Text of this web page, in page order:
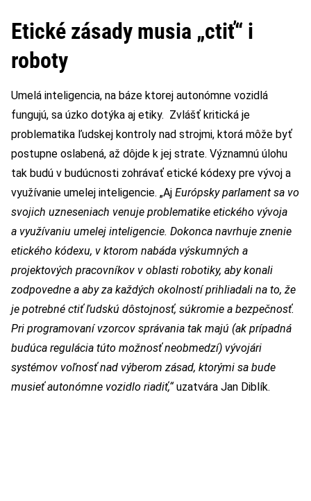
Etické zásady musia „ctiť“ i
roboty
Umelá inteligencia, na báze ktorej autonómne vozidlá
fungujú, sa úzko dotýka aj etiky. Zvlášť kritická je
problematika ľudskej kontroly nad strojmi, ktorá môže byť
postupne oslabená, až dôjde k jej strate. Významnú úlohu
tak budú v budúcnosti zohrávať etické kódexy pre vývoj a
využívanie umelej inteligencie. „Aj Európsky parlament sa vo
svojich uzneseniach venuje problematike etického vývoja
a využívaniu umelej inteligencie. Dokonca navrhuje znenie
etického kódexu, v ktorom nabáda výskumných a
projektových pracovníkov v oblasti robotiky, aby konali
zodpovedne a aby za každých okolností prihliadali na to, že
je potrebné ctiť ľudskú dôstojnosť, súkromie a bezpečnosť.
Pri programovaní vzorcov správania tak majú (ak prípadná
budúca regulácia túto možnosť neobmedzí) vývojári
systémov voľnosť nad výberom zásad, ktorými sa bude
musieť autonómne vozidlo riadiť,“uzatvára Jan Diblík.